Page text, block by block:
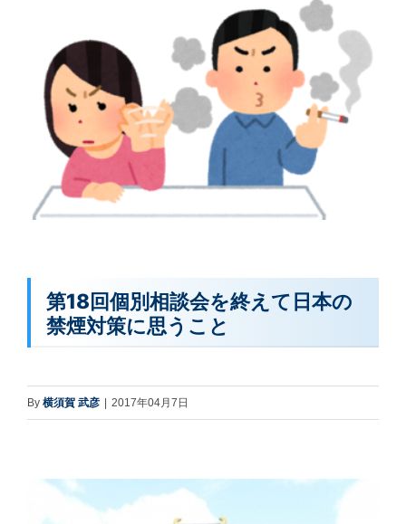
第18回個別相談会を終えて日本の
禁煙対策に思うこと
By 横須賀 武彦 2017年04月7日